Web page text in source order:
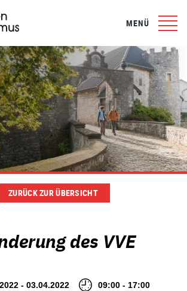
MENÜ
ZURÜCK ZUR ÜBERSICHT
des VVE
- 03.04.2022 09:00 - 17:00